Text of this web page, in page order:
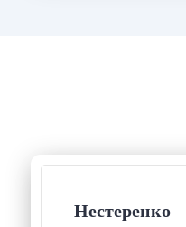
Нестеренко